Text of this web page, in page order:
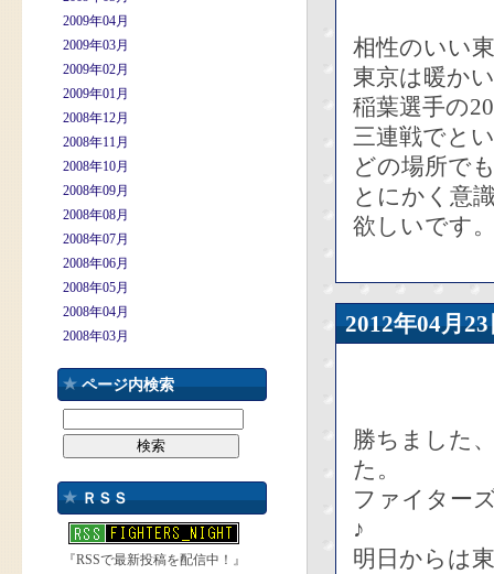
2009年04月
2009年03月
2009年02月
2009年01月
2008年12月
2008年11月
2008年10月
2008年09月
2008年08月
2008年07月
2008年06月
2008年05月
2008年04月
2008年03月
ページ内検索
ＲＳＳ
『RSSで最新投稿を配信中！』
相性のいい
東京は暖か
稲葉選手の
三連戦でと
どの場所で
とにかく意
欲しいです
2012年04
勝ちました
た。
ファイター
♪
明日からは